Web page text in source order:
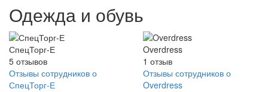
Одежда и обувь
СпецТорг-Е
5 отзывов
Отзывы сотрудников о
СпецТорг-Е
Overdress
1 отзыв
Отзывы сотрудников о
Overdress